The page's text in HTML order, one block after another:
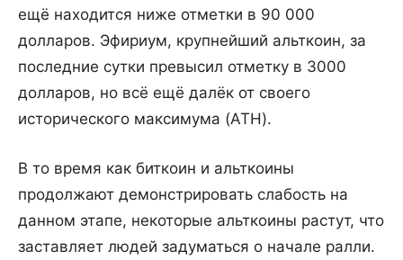
ещё находится ниже отметки в 90 000
долларов. Эфириум, крупнейший альткоин, за
последние сутки превысил отметку в 3000
долларов, но всё ещё далёк от своего
исторического максимума (ATH).
В то время как биткоин и альткоины
продолжают демонстрировать слабость на
данном этапе, некоторые альткоины растут, что
заставляет людей задуматься о начале ралли.